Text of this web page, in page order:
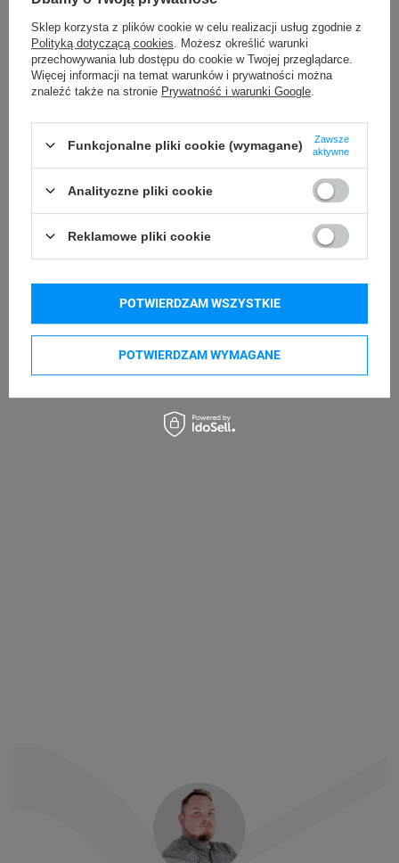
Gwarancja 24 miesiące
Podmiot
AIMO
43-400 Cieszyn (Polska)
Osoby
AIMO
Bielska 210
43-400 Cieszyn (Polska)
Kompatybilne urządzenia
Kupowane razem
Sklep korzysta z plików cookie w celu realizacji usług zgodnie z
Polityką dotyczącą cookies . Możesz określić warunki
przechowywania lub dostępu do cookie w Twojej przeglądarce.
Więcej informacji na temat warunków i prywatności można
znaleźć także na stronie Prywatność i warunki Google
Funkcjonalne pliki cookie (wymagane)
Zawsze
aktywne
Analityczne pliki cookie
Reklamowe pliki cookie
POTWIERDZAM WYMAGANE
POTWIERDZAM WSZYSTKIE